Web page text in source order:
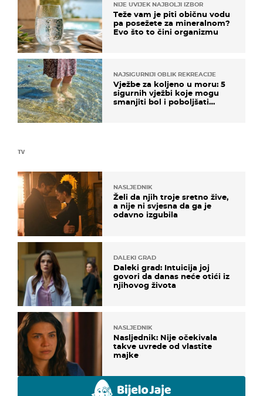
TV
NASLJEDNIK
Želi da njih troje sretno žive,
a nije ni svjesna da ga je
odavno izgubila
DALEKI GRAD
Daleki grad: Intuicija joj
govori da danas neće otići iz
njihovog života
NASLJEDNIK
Nasljednik: Nije očekivala
takve uvrede od vlastite
majke
NIJE UVIJEK NAJBOLJI IZBOR
Teže vam je piti običnu vodu
pa posežete za mineralnom?
Evo što to čini organizmu
NAJSIGURNIJI OBLIK REKREACIJE
Vježbe za koljeno u moru: 5
sigurnih vježbi koje mogu
smanjiti bol i poboljšati